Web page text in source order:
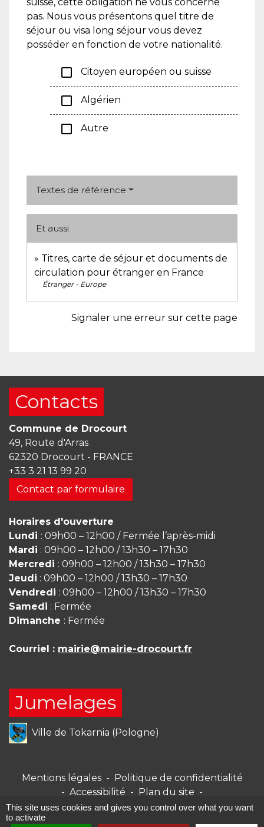
pas. Nous vous présentons quel titre de
séjour ou visa long séjour vous devez
posséder en fonction de votre nationalité.
check_box_outline_blank Citoyen européen ou suisse
check_box_outline_blank Algérien
check_box_outline_blank Autre
Textes de référence
Et aussi
Titres, carte de séjour et documents de
circulation pour étranger en France
Étranger - Europe
Signaler une erreur sur cette page
Contacts
Commune de Drocourt
49, Route d'Arras
62320 Drocourt - FRANCE
+33 3 21 13 99 20
Contact par formulaire
Horaires d'ouverture
Lundi : 09h00 – 12h00 / Fermée l’après-midi
Mardi : 09h00 – 12h00 / 13h30 – 17h30
Mercredi : 09h00 – 12h00 / 13h30 – 17h30
Jeudi : 09h00 – 12h00 / 13h30 – 17h30
Vendredi : 09h00 – 12h00 / 13h30 – 17h30
Samedi : Fermée
Dimanche : Fermée
Courriel : mairie@mairie-drocourt.fr
Jumelages
Ville de Tokarnia (Pologne)
Mentions légales - Politique de confidentialité
- Accessibilité - Plan du site -
Gestion des cookies
This site uses cookies and gives you control over what you want
to activate